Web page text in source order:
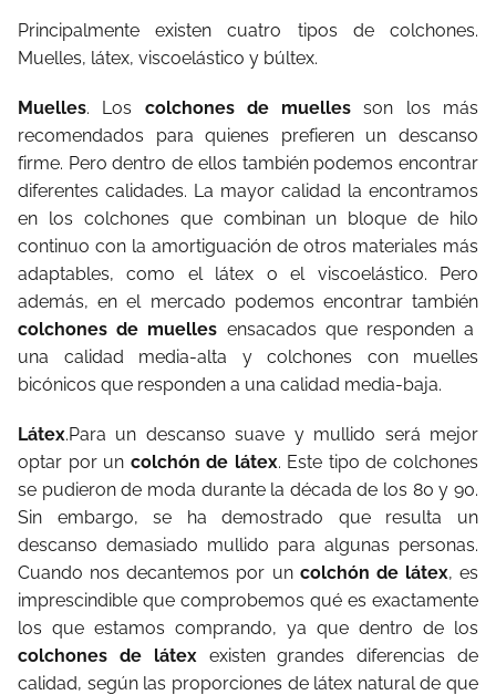
Principalmente existen cuatro tipos de colchones.
Muelles, látex, viscoelástico y búltex.
Muelles. Los colchones de muelles son los más
recomendados para quienes prefieren un descanso
firme. Pero dentro de ellos también podemos encontrar
diferentes calidades. La mayor calidad la encontramos
en los colchones que combinan un bloque de hilo
continuo con la amortiguación de otros materiales más
adaptables, como el látex o el viscoelástico. Pero
además, en el mercado podemos encontrar también
colchones de muelles ensacados que responden a
una calidad media-alta y colchones con muelles
bicónicos que responden a una calidad media-baja.
Látex.Para un descanso suave y mullido será mejor
optar por un colchón de látex. Este tipo de colchones
se pudieron de moda durante la década de los 80 y 90.
Sin embargo, se ha demostrado que resulta un
descanso demasiado mullido para algunas personas.
Cuando nos decantemos por un colchón de látex, es
imprescindible que comprobemos qué es exactamente
los que estamos comprando, ya que dentro de los
colchones de látexexisten grandes diferencias de
calidad, según las proporciones de látex natural de que